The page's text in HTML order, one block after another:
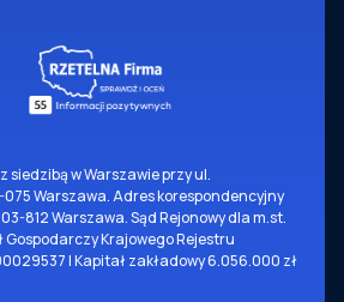
siedzibą w Warszawie przy ul.
075 Warszawa. Adres korespondencyjny
812 Warszawa. Sąd Rejonowy dla m.st.
Gospodarczy Krajowego Rejestru
| Kapitał zakładowy 6.056.000 zł